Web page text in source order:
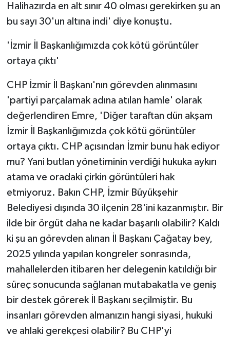
Halihazırda en alt sınır 40 olması gerekirken şu an
bu sayı 30'un altına indi' diye konuştu.
'İzmir İl Başkanlığımızda çok kötü görüntüler
ortaya çıktı'
CHP İzmir İl Başkanı'nın görevden alınmasını
'partiyi parçalamak adına atılan hamle' olarak
değerlendiren Emre, 'Diğer taraftan dün akşam
İzmir İl Başkanlığımızda çok kötü görüntüler
ortaya çıktı. CHP açısından İzmir bunu hak ediyor
mu? Yani butlan yönetiminin verdiği hukuka aykırı
atama ve oradaki çirkin görüntüleri hak
etmiyoruz. Bakın CHP, İzmir Büyükşehir
Belediyesi dışında 30 ilçenin 28'ini kazanmıştır. Bir
ilde bir örgüt daha ne kadar başarılı olabilir? Kaldı
ki şu an görevden alınan İl Başkanı Çağatay bey,
2025 yılında yapılan kongreler sonrasında,
mahallelerden itibaren her delegenin katıldığı bir
süreç sonucunda sağlanan mutabakatla ve geniş
bir destek görerek İl Başkanı seçilmiştir. Bu
insanları görevden almanızın hangi siyasi, hukuki
ve ahlaki gerekçesi olabilir? Bu CHP'yi